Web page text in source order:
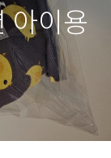
아이용